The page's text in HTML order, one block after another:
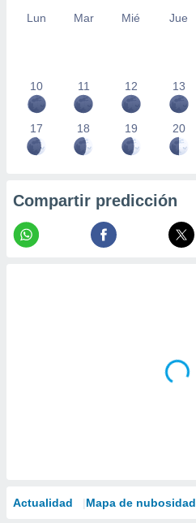
Lun Mar Mié Jue
10 11 12 13
17 18 19 20
Compartir predicción
Actualidad Mapa de nubosidad